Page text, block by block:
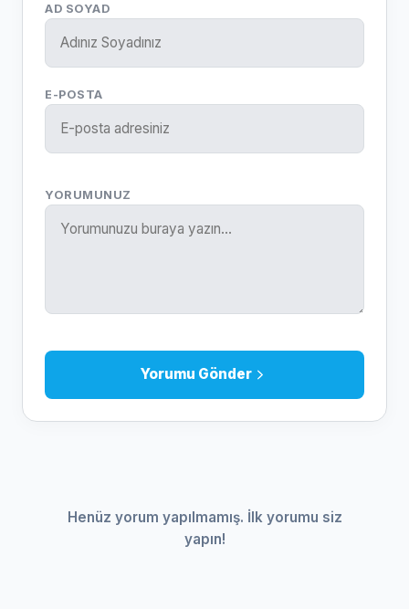
AD SOYAD
E-POSTA
YORUMUNUZ
Yorumu Gönder
Henüz yorum yapılmamış. İlk yorumu siz
yapın!